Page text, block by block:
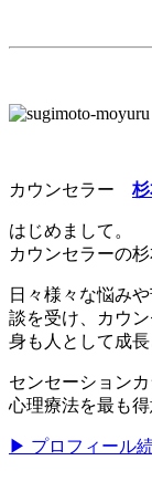
カウンセラー
はじめまして。
カウンセラーの杉
日々様々な悩み
談を受け、カウ
身も人として成長
センセーション
心理療法を最も得
▶ プロフィール